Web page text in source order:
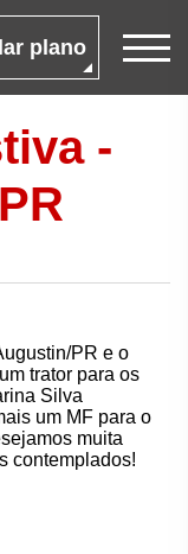
plano
-
PR e o
trator para os
Silva
um MF para o
muita
contemplados!